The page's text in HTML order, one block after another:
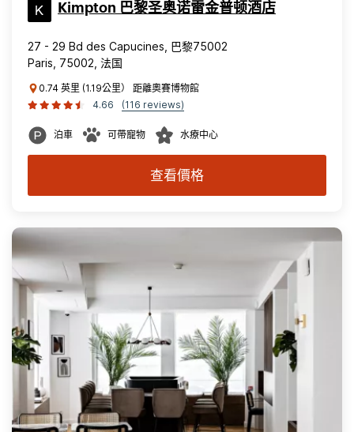
Kimpton 巴黎圣奥诺雷金普顿酒店
27 - 29 Bd des Capucines, 巴黎75002
Paris, 75002, 法国
0.74 英里 (1.19公里） 距離奧賽博物館
4.66
(116 reviews)
泊車 可帶寵物 水療中心
查看價格